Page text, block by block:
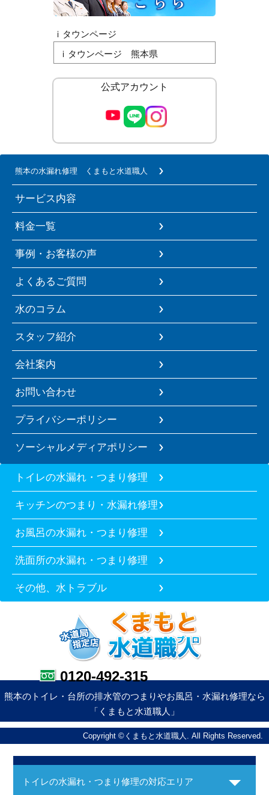
ｉタウンページ
ｉタウンページ 熊本県
公式アカウント
熊本の水漏れ修理 くまもと水道職人
サービス内容
料金一覧
事例・お客様の声
よくあるご質問
水のコラム
スタッフ紹介
会社案内
お問い合わせ
プライバシーポリシー
ソーシャルメディアポリシー
トイレの水漏れ・つまり修理
キッチンのつまり・水漏れ修理
お風呂の水漏れ・つまり修理
洗面所の水漏れ・つまり修理
その他、水トラブル
0120-492-315
熊本のトイレ・台所の排水管のつまりやお風呂・水漏れ修理なら
「くまもと水道職人」
Copyright ©くまもと水道職人. All Rights Reserved.
トイレの水漏れ・つまり修理の対応エリア